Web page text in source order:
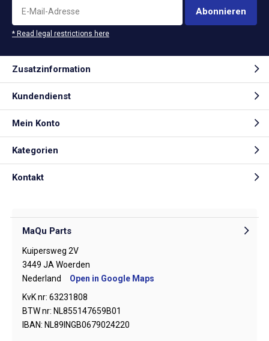
Abonnieren
* Read legal restrictions here
Zusatzinformation
Kundendienst
Mein Konto
Kategorien
Kontakt
MaQu Parts
Kuipersweg 2V
3449 JA Woerden
Nederland
Open in Google Maps
KvK nr: 63231808
BTW nr: NL855147659B01
IBAN: NL89INGB0679024220